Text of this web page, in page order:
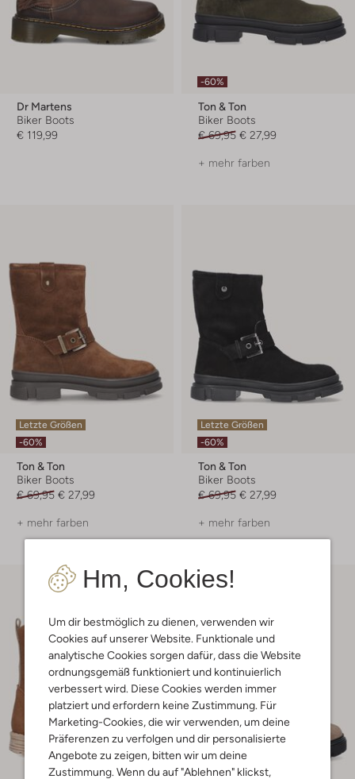
Hm, Cookies!
Um dir bestmöglich zu dienen, verwenden wir
Cookies auf unserer Website. Funktionale und
analytische Cookies sorgen dafür, dass die Website
ordnungsgemäß funktioniert und kontinuierlich
verbessert wird. Diese Cookies werden immer
platziert und erfordern keine Zustimmung. Für
Marketing-Cookies, die wir verwenden, um deine
Präferenzen zu verfolgen und dir personalisierte
Angebote zu zeigen, bitten wir um deine
Zustimmung. Wenn du auf "Ablehnen" klickst,
Dr Martens
Biker Boots
€ 119,99
-60%
Ton & Ton
Biker Boots
€ 69,95 € 27,99
+ mehr farben
Letzte Größen
-60%
Ton & Ton
Biker Boots
€ 69,95 € 27,99
+ mehr farben
Letzte Größen
-60%
Ton & Ton
Biker Boots
€ 69,95 € 27,99
+ mehr farben